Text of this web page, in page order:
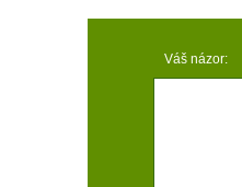
Váš názor: